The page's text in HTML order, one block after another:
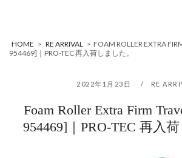
HOME > RE ARRIVAL > FOAM ROLLER EXTRA
954469]｜PRO-TEC 再入荷しました。
2022年1月23日 RE
Foam Roller Extra Firm
954469]｜PRO-TEC 再入